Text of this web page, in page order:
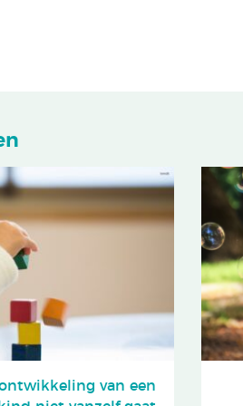
van een